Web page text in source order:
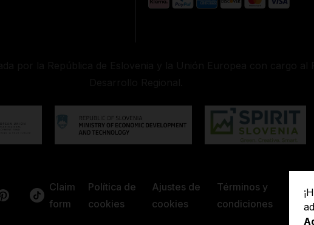
Claim
form
Política de
cookies
Ajustes de
cookies
Términos y
condiciones